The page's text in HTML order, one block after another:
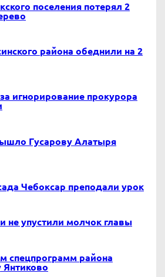
поселения потерял 2
района обеднили на 2
игнорирование прокурора
Гусарову Алатыря
Чебоксар преподали урок
не упустили молчок главы
спецпрограмм района
Янтиково